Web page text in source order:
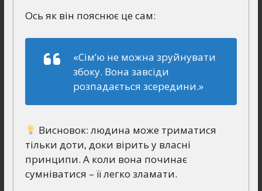
Ось як він пояснює це сам:
«Сім’ю не можна зруйнувати
збоку. Вона завсіди
розпадається зсередини.»
Висновок: людина може триматися
тільки доти, доки вірить у власні
принципи. А коли вона починає
сумніватися – її легко зламати.